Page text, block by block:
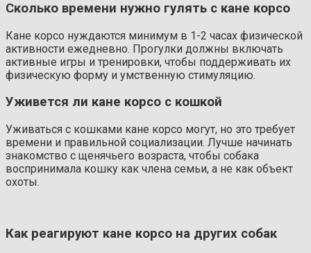
Сколько времени нужно гулять с кане корсо
Кане корсо нуждаются минимум в 1-2 часах физической
активности ежедневно. Прогулки должны включать
активные игры и тренировки, чтобы поддерживать их
физическую форму и умственную стимуляцию.
Уживется ли кане корсо с кошкой
Уживаться с кошками кане корсо могут, но это требует
времени и правильной социализации. Лучше начинать
знакомство с щенячьего возраста, чтобы собака
воспринимала кошку как члена семьи, а не как объект
охоты.
Как реагируют кане корсо на других собак